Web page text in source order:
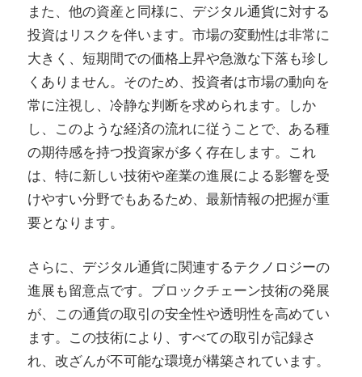
また、他の資産と同様に、デジタル通貨に対する
投資はリスクを伴います。市場の変動性は非常に
大きく、短期間での価格上昇や急激な下落も珍し
くありません。そのため、投資者は市場の動向を
常に注視し、冷静な判断を求められます。しか
し、このような経済の流れに従うことで、ある種
の期待感を持つ投資家が多く存在します。これ
は、特に新しい技術や産業の進展による影響を受
けやすい分野でもあるため、最新情報の把握が重
要となります。
さらに、デジタル通貨に関連するテクノロジーの
進展も留意点です。ブロックチェーン技術の発展
が、この通貨の取引の安全性や透明性を高めてい
ます。この技術により、すべての取引が記録さ
れ、改ざんが不可能な環境が構築されています。